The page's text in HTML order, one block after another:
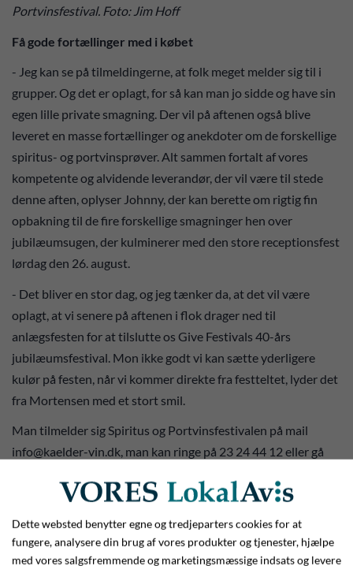
Portvinsfestival. Foto: Jim Hoff
Få gode fortællinger med i købet
- Jeg kan se på tilmeldingerne, at folk meget melder sig til i
grupper. Og det er oplagt, for så kan man jo sidde og have sin
egen lille private smagning. Der vil på aftenen også blive
leveret en masse fortællinger og anekdoter om de forskellige
spiritus- og portvinsprøver. Alt sammen fortalt af vores
kompetente og alvidende leverandør, der vil være til stede
denne aften, oplyser Johnny, der kan berette om rigtig fin
opbakning til de fire forskellige smagninger hen over
jubilæumsugen, der kulminerer med den store receptionsfest
lørdag den 26. august.
- Det bliver en stor dag, og jeg tænker da, at det vil være
oplagt, at vi senere på aftenen i flok drager ned til
anlægsfesten for at tilslutte os Give Festivals 40-års
jubilæumsfestival. Mon ikke godt vi kan sætte yderligere
kulør på festen, når vi kommer direkte fra festteltet, lyder det
fra Mortensen med et stort smil.
Man tilmelder sig Spiritus og Portvinsfestivalen på mail
info@kaelder-vin.dk, man kan ringe på 23 24 44 12 eller gå
Dette websted benytter egne og tredjeparters cookies for at
fungere, analysere din brug af vores produkter og tjenester, hjælpe
med vores salgsfremmende og marketingsmæssige indsats og levere